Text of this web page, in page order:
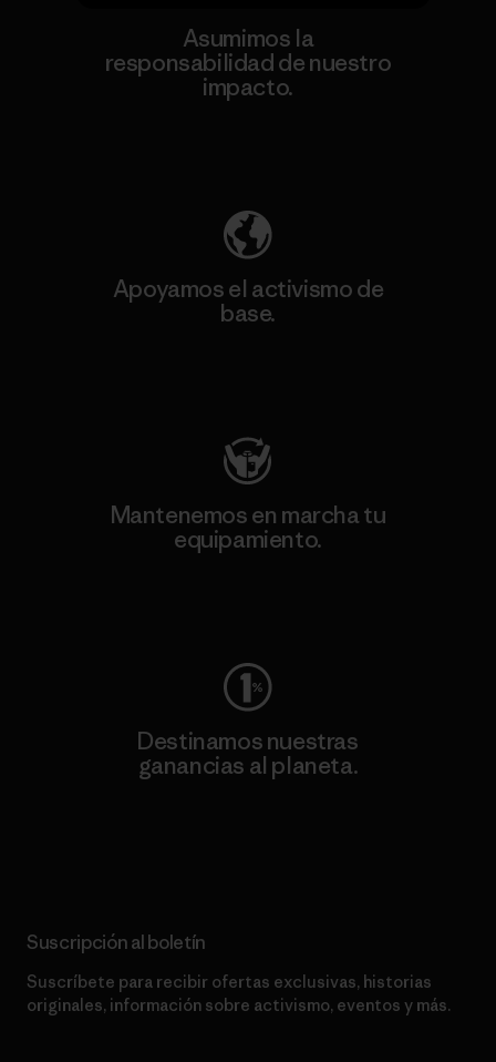
Asumimos la
responsabilidad de nuestro
impacto.
Apoyamos el activismo de
base.
Mantenemos en marcha tu
equipamiento.
Destinamos nuestras
ganancias al planeta.
Suscripción al boletín
Suscríbete para recibir ofertas exclusivas, historias
originales, información sobre activismo, eventos y más.